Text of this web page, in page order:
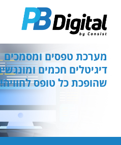
אנטר
מערכת טפסים ומסמכים
דיגיטלים חכמים
שהופכת כל טופס לחוויה!